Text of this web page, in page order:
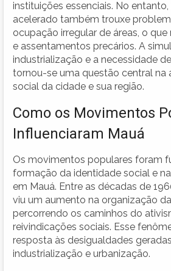
instituições essenciais. No
acelerado também trouxe
ocupação irregular de áreas, o
e assentamentos precários. A
industrialização e a necessidade
tornou-se uma questão central na
social da cidade e sua região.
Como os Movimentos
Influenciaram Mauá
Os movimentos populares foram
formação da identidade social e
em Mauá. Entre as décadas de
viu um aumento na organização
percorrendo os caminhos do
reivindicações sociais. Esse
resposta às desigualdades
industrialização e urbanização.